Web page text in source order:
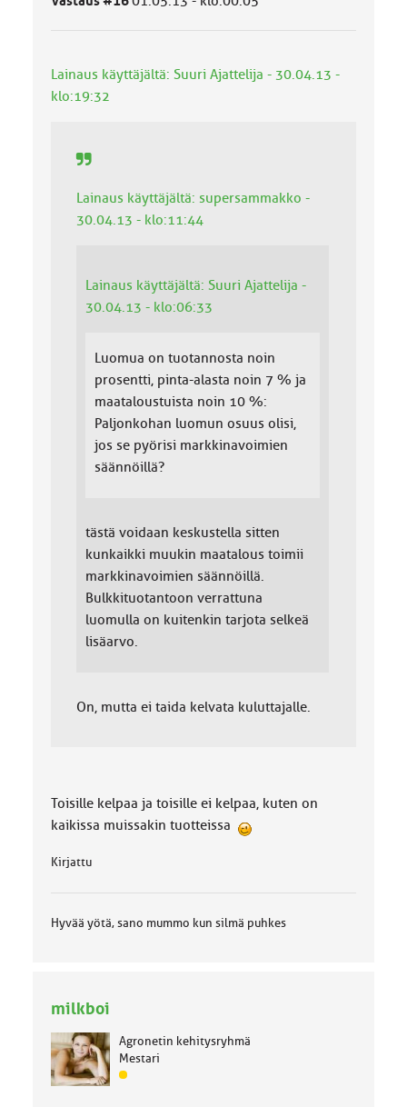
k
a
Lainaus käyttäjältä: Suuri Ajattelija - 30.04.13 -
klo:19:32
Lainaus käyttäjältä: supersammakko -
30.04.13 - klo:11:44
Lainaus käyttäjältä: Suuri Ajattelija -
30.04.13 - klo:06:33
Luomua on tuotannosta noin
prosentti, pinta-alasta noin 7 % ja
maataloustuista noin 10 %:
Paljonkohan luomun osuus olisi,
jos se pyörisi markkinavoimien
säännöillä?
tästä voidaan keskustella sitten
kunkaikki muukin maatalous toimii
markkinavoimien säännöillä.
Bulkkituotantoon verrattuna
luomulla on kuitenkin tarjota selkeä
lisäarvo.
On, mutta ei taida kelvata kuluttajalle.
Toisille kelpaa ja toisille ei kelpaa, kuten on
kaikissa muissakin tuotteissa
Kirjattu
Hyvää yötä, sano mummo kun silmä puhkes
milkboi
Agronetin kehitysryhmä
Mestari
J